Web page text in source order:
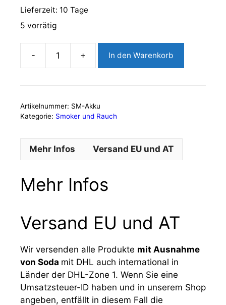
Lieferzeit: 10 Tage
5 vorrätig
mit
Menge
In den Warenkorb
Artikelnummer: SM-Akku
Kategorie: Smoker und Rauch
Mehr Infos Versand EU und AT
Mehr Infos
Versand EU und AT
Wir versenden alle Produkte mit Ausnahme
von Soda mit DHL auch international in
Länder der DHL-Zone 1. Wenn Sie eine
Umsatzsteuer-ID haben und in unserem Shop
angeben, entfällt in diesem Fall die